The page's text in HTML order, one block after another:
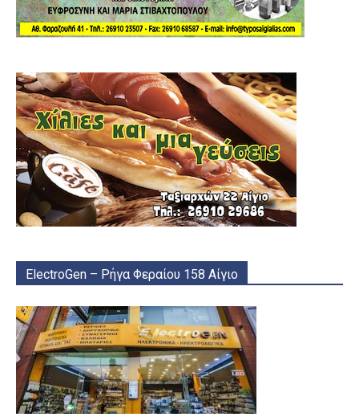
ElectroGen – Ρήγα Φεραίου 158 Αίγιο